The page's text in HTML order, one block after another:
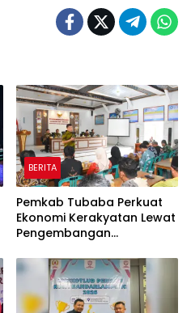
BERITA
Pemkab Tubaba Perkuat
Ekonomi Kerakyatan Lewat
Pengembangan
Penyaluran KUR